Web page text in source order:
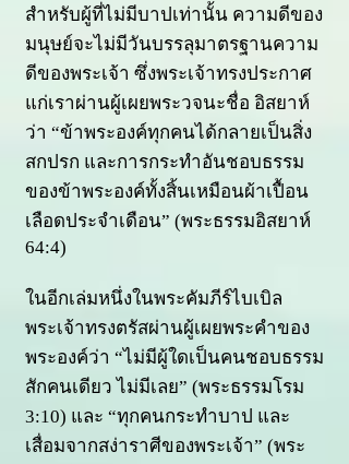
สำหรับผู้ที่ไม่มีบาปเท่านั้น ความดีของ
มนุษย์จะไม่มีวันบรรลุมาตรฐานความ
ดีของพระเจ้า ซึ่งพระเจ้าทรงประกาศ
แก่เราผ่านผู้เผยพระวจนะชื่อ อิสยาห์
ว่า “ข้าพระองค์ทุกคนได้กลายเป็นสิ่ง
สกปรก และการกระทำอันชอบธรรม
ของข้าพระองค์ทั้งสิ้นเหมือนผ้าเปื้อน
เลือดประจำเดือน” (พระธรรมอิสยาห์
64:4)
ในอีกเล่มหนึ่งในพระคัมภีร์ไบเบิล
พระเจ้าทรงตรัสผ่านผู้เผยพระคำของ
พระองค์ว่า “ไม่มีผู้ใดเป็นคนชอบธรรม
สักคนเดียว ไม่มีเลย” (พระธรรมโรม
3:10) และ “ทุกคนกระทำบาป และ
เสื่อมจากสง่าราศีของพระเจ้า” (พระ